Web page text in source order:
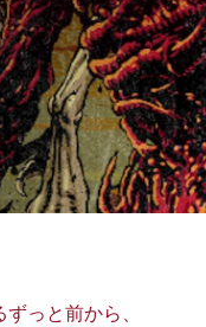
っと前から、